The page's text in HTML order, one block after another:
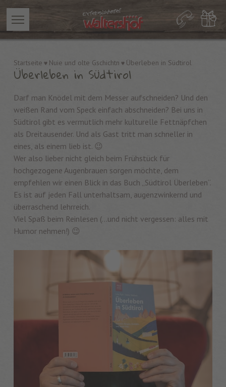
Startseite Nuie und olte Gschichtn Überleben in Südtirol
Überleben in Südtirol
Darf man Knödel mit dem Messer aufschneiden? Und den
weißen Rand vom Speck einfach abschneiden? Bei uns in
Südtirol gibt es vermutlich mehr kulturelle Fettnäpfchen
als Dreitausender. Und als Gast tritt man schneller in
eines, als einem lieb ist. 😉
Wer also lieber nicht gleich beim Frühstück für
hochgezogene Augenbrauen sorgen möchte, dem
empfehlen wir einen Blick in das Buch „Südtirol Überleben“.
Es ist auf jeden Fall unterhaltsam, augenzwinkernd und
überraschend lehrreich.
Viel Spaß beim Reinlesen (...und nicht vergessen: alles mit
Humor nehmen!) 😉